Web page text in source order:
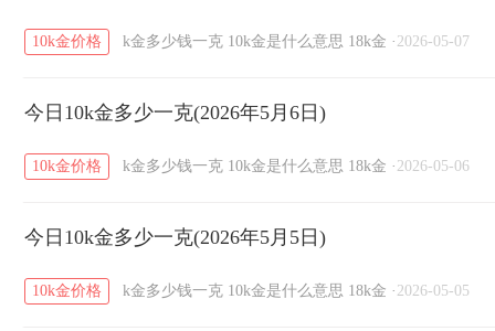
10k金价格 k金多少钱一克 10k金是什么意思 18k金 · 2026-05-07
今日10k金多少一克(2026年5月6日)
10k金价格 k金多少钱一克 10k金是什么意思 18k金 · 2026-05-06
今日10k金多少一克(2026年5月5日)
10k金价格 k金多少钱一克 10k金是什么意思 18k金 · 2026-05-05